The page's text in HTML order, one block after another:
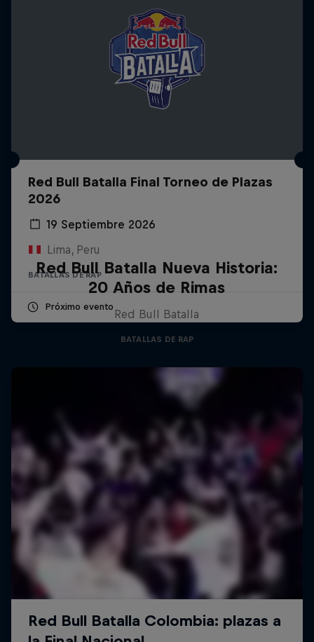
Red Bull Batalla Final Torneo de Plazas
2026
19 Septiembre 2026
Lima, Peru
BATALLAS DE RAP
Próximo evento
Red Bull Batalla Nueva Historia:
20 Años de Rimas
Red Bull Batalla
BATALLAS DE RAP